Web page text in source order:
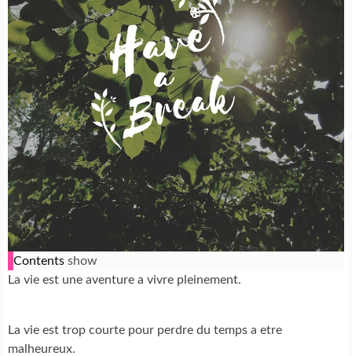
Contents show
La vie est une aventure a vivre pleinement.
La vie est trop courte pour perdre du temps a etre
malheureux.